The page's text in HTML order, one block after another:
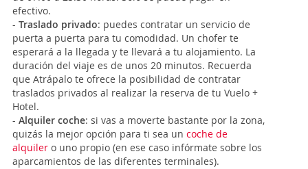
efectivo.
- Traslado privado: puedes contratar un servicio de
puerta a puerta para tu comodidad. Un chofer te
esperará a la llegada y te llevará a tu alojamiento. La
duración del viaje es de unos 20 minutos. Recuerda
que Atrápalo te ofrece la posibilidad de contratar
traslados privados al realizar la reserva de tu Vuelo +
Hotel.
- Alquiler coche: si vas a moverte bastante por la zona,
quizás la mejor opción para ti sea un coche de
alquiler o uno propio (en ese caso infórmate sobre los
aparcamientos de las diferentes terminales).